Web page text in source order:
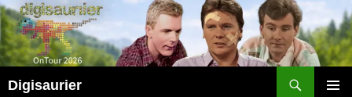
Zum
Inhalt
springen
Digisaurier